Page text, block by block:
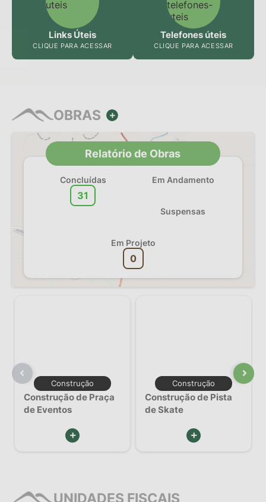
Links Úteis
CLIQUE PARA ACESSAR
Telefones úteis
CLIQUE PARA ACESSAR
OBRAS VER MAIS
Relatório de Obras
Concluídas
31
Em Andamento
Suspensas
Em Projeto
0
Construção
Construção de Praça
de Eventos
VER MAIS
Construção
Construção de Pista
de Skate
VER MAIS
UNIDADES FISCAIS